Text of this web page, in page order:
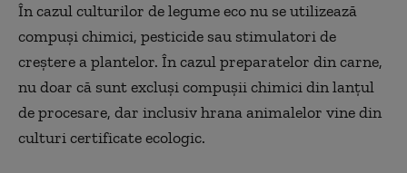
În cazul culturilor de legume eco nu se utilizează
compuși chimici, pesticide sau stimulatori de
creștere a plantelor. În cazul preparatelor din carne,
nu doar că sunt excluși compușii chimici din lanțul
de procesare, dar inclusiv hrana animalelor vine din
culturi certificate ecologic.